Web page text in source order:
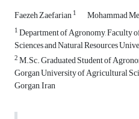
Faezeh Zaefarian1 Mohammad
1Department of Agronomy, Faculty
Sciences and Natural Resources
2M.Sc. Graduated Student of
Gorgan University of Agricultural
Gorgan, Iran